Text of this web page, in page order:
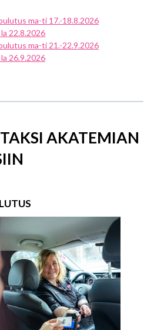
ma-ti 17.-18.8.2026
22.8.2026
ma-ti 21.-22.9.2026
26.9.2026
AKATEMIAN